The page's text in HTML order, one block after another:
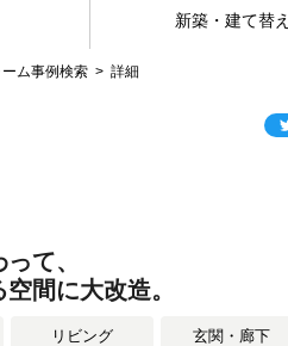
新築・建て替え
ーム事例検索 詳細
て、
間に大改造。
リビング 玄関・廊下